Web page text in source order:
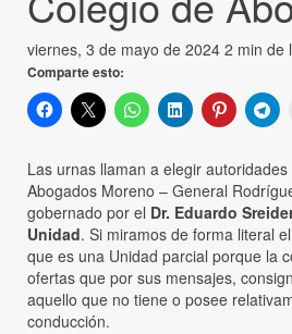
viernes, 3 de mayo de 2024 2 min de
Comparte esto:
Las urnas llaman a elegir
Abogados Moreno – General
gobernado por el Dr. Eduardo
Unidad. Si miramos de forma literal
que es una Unidad parcial porque la
ofertas que por sus mensajes,
aquello que no tiene o posee
conducción.